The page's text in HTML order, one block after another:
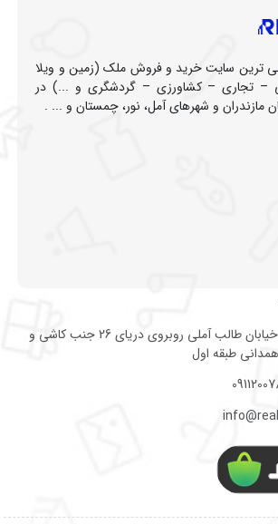
ترین سایت خرید و فروش ملک (زمین و ویلا
– تجاری – کشاورزی – گردشگری و ...) در
مازندران و شهرهای آمل، نور، چمستان و ... .
مازندران - آمل - خیابان طالب آملی روبروی دریای 26 جنب کاشی و
طبقه اول